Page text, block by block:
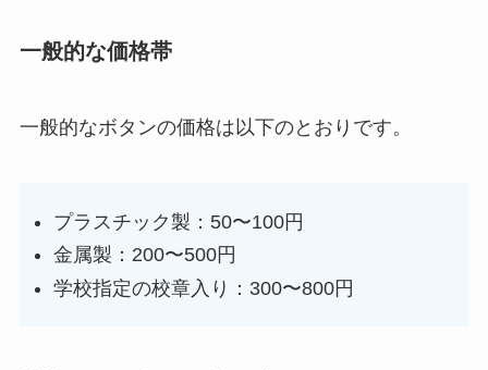
一般的な価格帯
一般的なボタンの価格は以下のとおりです。
プラスチック製：50〜100円
金属製：200〜500円
学校指定の校章入り：300〜800円